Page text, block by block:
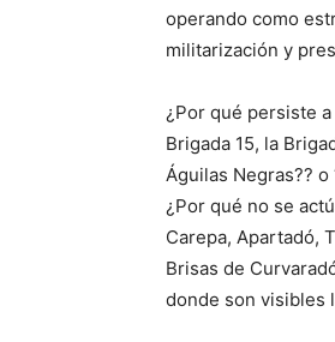
operando como
militarización y
¿Por qué persiste
Brigada 15, la
Águilas Negras??
¿Por qué no se
Carepa, Apartadó,
Brisas de
donde son visibles